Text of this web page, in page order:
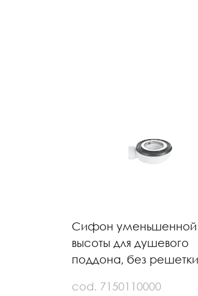
Сифон уменьшенной
высоты для душевого
поддона, без решетки
cod. 7150110000